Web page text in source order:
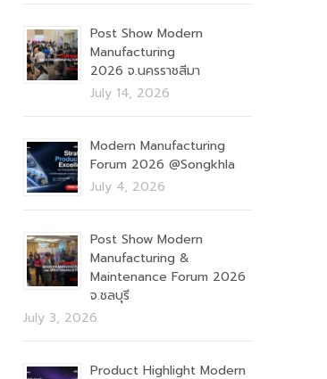
Post Show Modern
Manufacturing
2026 จ.นครราชสีมา
July 14, 2026
Modern Manufacturing
Forum 2026 @Songkhla
July 4, 2026
Post Show Modern
Manufacturing &
Maintenance Forum 2026
จ.ชลบุรี
July 3, 2026
Product Highlight Modern